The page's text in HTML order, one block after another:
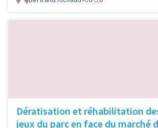
Dératisation et réhabilitation
jeux du parc en face du marché